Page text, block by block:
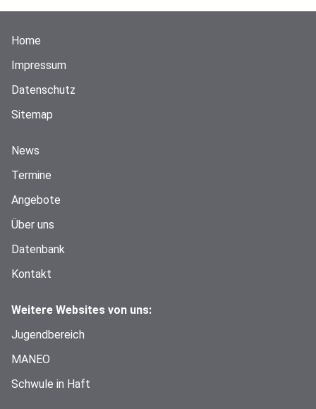
Home
Impressum
Datenschutz
Sitemap
News
Termine
Angebote
Über uns
Datenbank
Kontakt
Weitere Websites von uns:
Jugendbereich
MANEO
Schwule in Haft